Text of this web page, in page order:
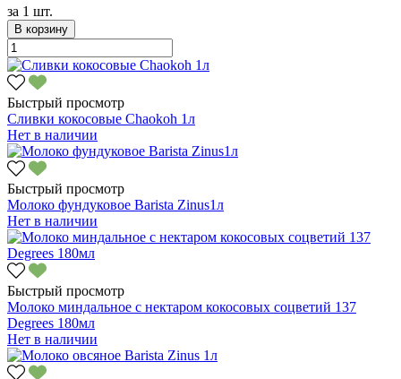
за 1 шт.
В корзину
Быстрый просмотр
Сливки кокосовые Chaokoh 1л
Нет в наличии
Быстрый просмотр
Молоко фундуковое Barista Zinus1л
Нет в наличии
Быстрый просмотр
Молоко миндальное с нектаром кокосовых соцветий 137
Degrees 180мл
Нет в наличии